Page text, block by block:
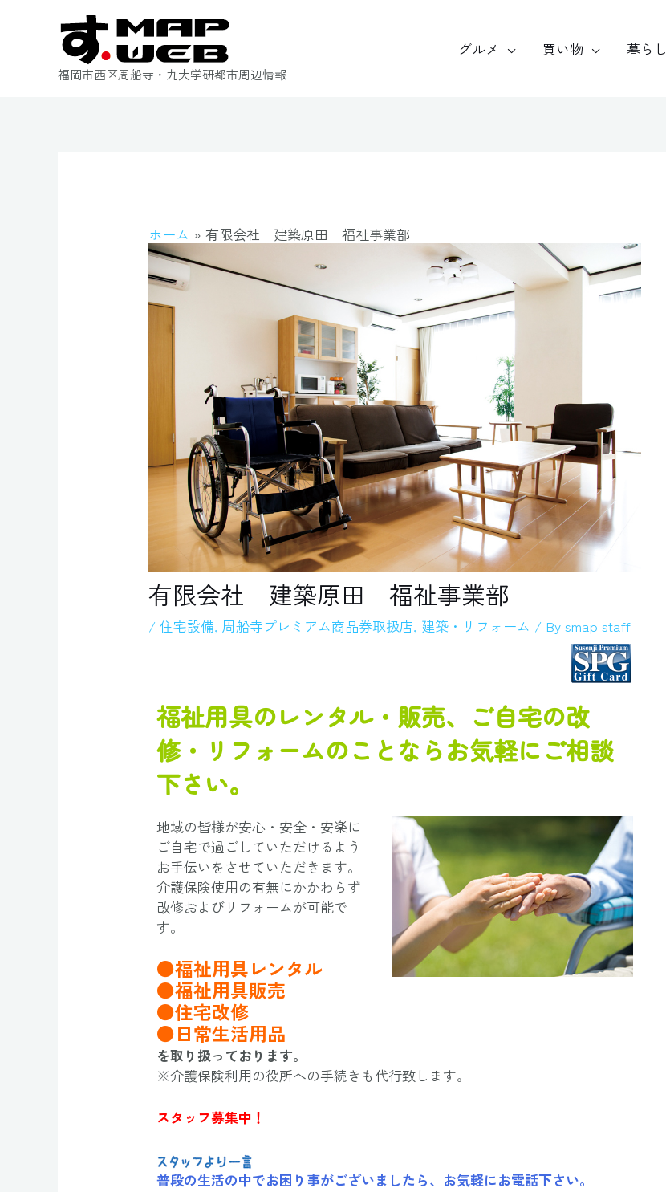
福岡市西区周船寺・九大学研都市周辺情報
グルメ 買い物 暮らし
ホーム 有限会社 建築原田 福祉事業部
有限会社 建築原田 福祉事業部
/住宅設備, 周船寺プレミアム商品券取扱店, 建築・リフォーム / Bysmap staff
福祉用具のレンタル・販売、ご自宅の改
修・ リフォームのことならお気軽にご相談
下さい。
地域の皆様が安心・安全・安楽に
ご自宅で過ごしていただけるよう
お手伝いをさせていただきます。
介護保険使用の有無にかかわらず
改修およびリフォームが可能で
す。
●福祉用具レンタル
●福祉用具販売
●住宅改修
●日常生活用品
を取り扱っております。
※介護保険利用の役所への手続きも代行致します。
スタッフ募集中！
普段の生活の中でお困り事がございましたら、お気軽にお電話下さい。